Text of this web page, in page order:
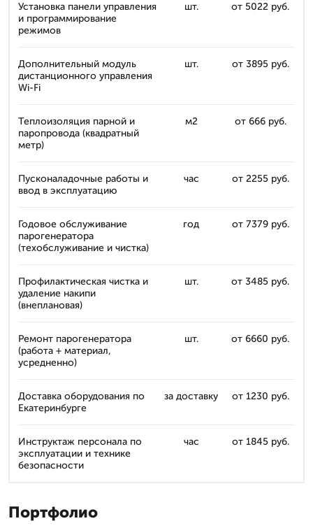
Установка панели управления
и программирование
режимов
шт. от 5022 руб.
Дополнительный модуль
дистанционного управления
Wi-Fi
шт. от 3895 руб.
Теплоизоляция парной и
паропровода (квадратный
метр)
м2 от 666 руб.
Пусконаладочные работы и
ввод в эксплуатацию
час от 2255 руб.
Годовое обслуживание
парогенератора
(техобслуживание и чистка)
год от 7379 руб.
Профилактическая чистка и
удаление накипи
(внеплановая)
шт. от 3485 руб.
Ремонт парогенератора
(работа + материал,
усредненно)
шт. от 6660 руб.
Доставка оборудования по
Екатеринбурге
за доставку от 1230 руб.
Инструктаж персонала по
эксплуатации и технике
безопасности
час от 1845 руб.
Портфолио